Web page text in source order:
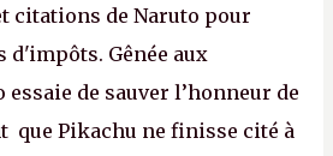
citations de Naruto pour
d'impôts. Gênée aux
de sauver l’honneur de
que Pikachu ne finisse cité à